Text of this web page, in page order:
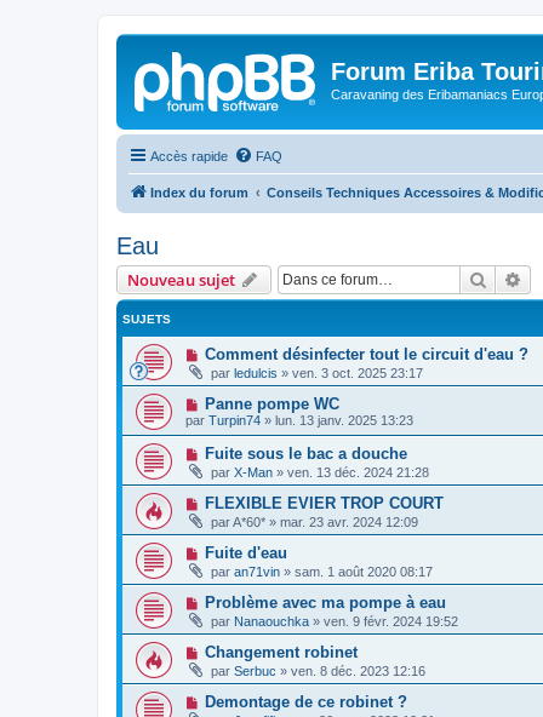
Forum Eriba
Caravaning des Eribamaniacs
Accès rapide FAQ
Index du forum Conseils Techniques Accessoires &
Eau
Nouveau sujet
SUJETS
Comment désinfecter tout le circuit d'eau ?
par ledulcis » ven. 3 oct. 2025 23:17
Panne pompe WC
par Turpin74 » lun. 13 janv. 2025 13:23
Fuite sous le bac a douche
par X-Man » ven. 13 déc. 2024 21:28
FLEXIBLE EVIER TROP COURT
parA*60* » mar. 23 avr. 2024 12:09
Fuite d'eau
par an71vin » sam. 1 août 2020 08:17
Problème avec ma pompe à eau
par Nanaouchka » ven. 9 févr. 2024 19:52
Changement robinet
par Serbuc » ven. 8 déc. 2023 12:16
Demontage de ce robinet ?